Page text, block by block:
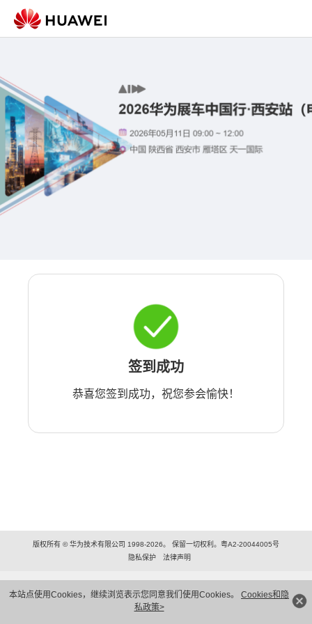
本站点使用Cookies，继续浏览表示您同意我们使用Cookies。 Cookies和隐
私政策>
签到成功
恭喜您签到成功，祝您参会愉快！
版权所有 © 华为技术有限公司 1998-2026。 保留一切权利。粤A2-20044005号
隐私保护
法律声明